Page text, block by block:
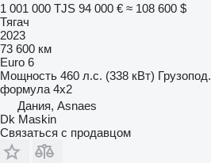
1 001 000 TJS 94 000 € ≈ 108 600 $
Тягач
2023
73 600 км
Euro 6
Мощность 460 л.с. (338 кВт) Грузопод.
формула 4x2
Дания, Asnaes
Dk Maskin
Связаться с продавцом